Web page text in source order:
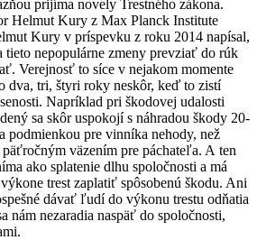
prijíma novely Trestného zákona.
Helmut Kury z Max Planck Institute
Kury v príspevku z roku 2014 napísal,
tieto nepopulárne zmeny prevziať do rúk
Verejnosť to síce v nejakom momente
dva, tri, štyri roky neskôr, keď to zistí
Napríklad pri škodovej udalosti
sa skôr uspokojí s náhradou škody 20-
podmienkou pre vinníka nehody, než
väzením pre páchateľa. A ten
ako splatenie dlhu spoločnosti a má
trest zaplatiť spôsobenú škodu. Ani
dávať ľudí do výkonu trestu odňatia
nám nezaradia naspäť do spoločnosti,